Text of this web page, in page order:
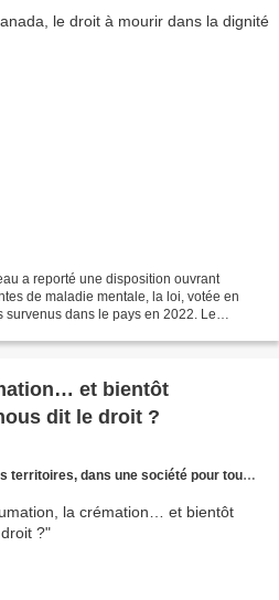
a reporté une disposition ouvrant
de maladie mentale, la loi, votée en
dans le pays en 2022. Le
et bientôt
dit le droit ?
dans une société pour tous les âges